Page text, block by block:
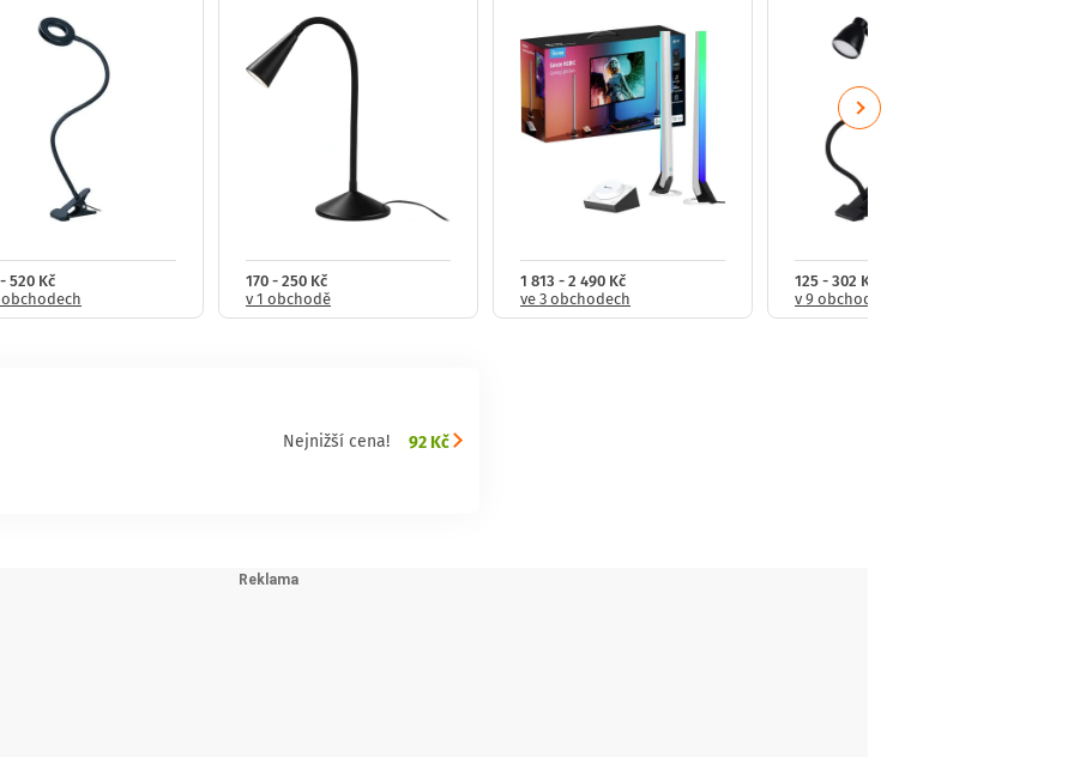
520 Kč
obchodech
170 - 250 Kč
v 1 obchodě
1 813 - 2 490 Kč
ve 3 obchodech
125 - 302 Kč
v 9 obchodech
Next
Nejnižší cena! 92 Kč